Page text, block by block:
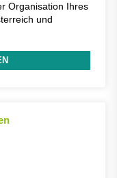
Organisation Ihres
und